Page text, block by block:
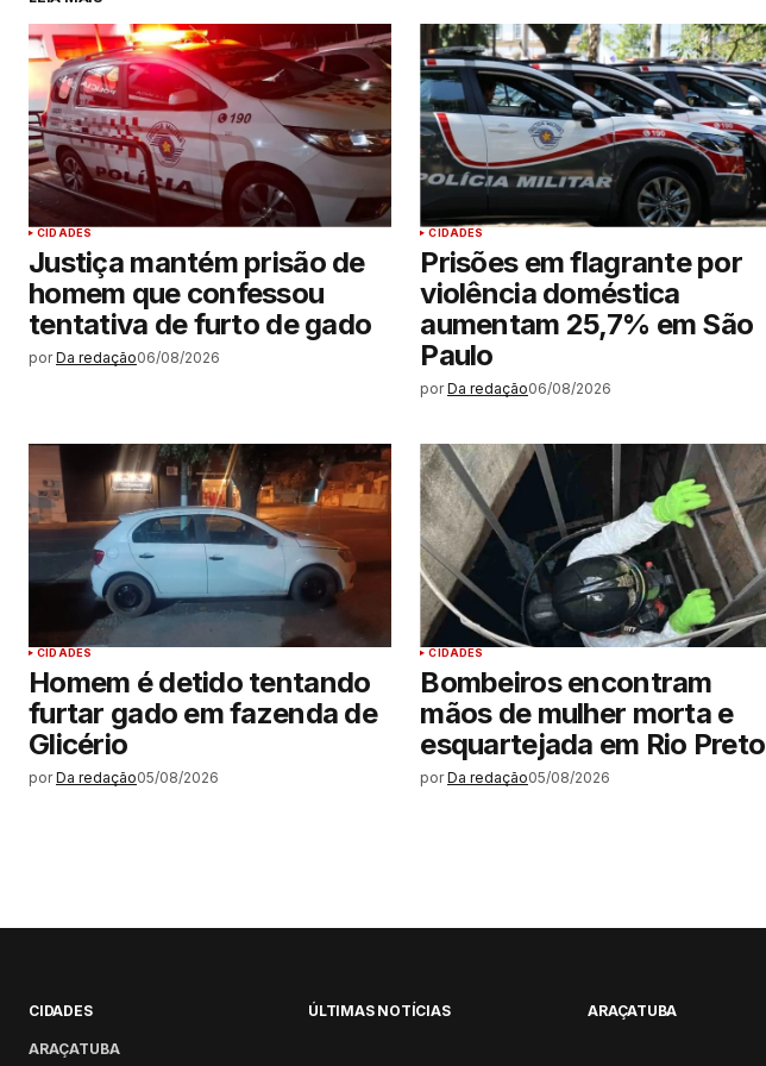
CIDADES
Justiça mantém prisão de
homem que confessou
tentativa de furto de gado
por Da redação06/08/2026
CIDADES
Prisões em flagrante por
violência doméstica
aumentam 25,7% em São
Paulo
por Da redação06/08/2026
CIDADES
Homem é detido tentando
furtar gado em fazenda de
Glicério
por Da redação05/08/2026
CIDADES
Bombeiros encontram
mãos de mulher morta e
esquartejada em Rio Preto
por Da redação05/08/2026
CIDADES
ARAÇATUBA
ÚLTIMAS NOTÍCIAS ARAÇATUBA